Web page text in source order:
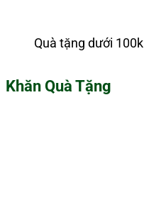
Quà tặng dưới 100k
Khăn Quà Tặng